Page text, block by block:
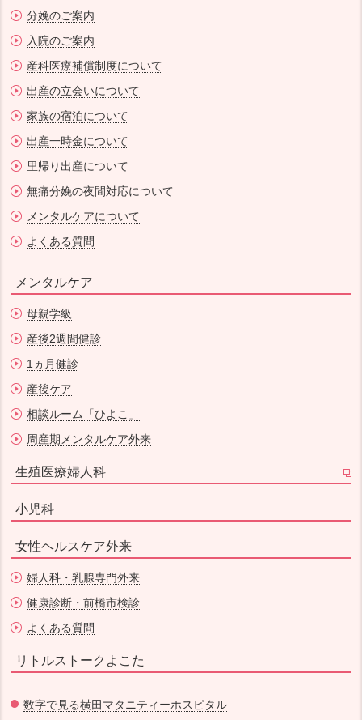
分娩のご案内
入院のご案内
産科医療補償制度について
出産の立会いについて
家族の宿泊について
出産一時金について
里帰り出産について
無痛分娩の夜間対応について
メンタルケアについて
よくある質問
メンタルケア
母親学級
産後2週間健診
1ヵ月健診
産後ケア
相談ルーム「ひよこ」
周産期メンタルケア外来
生殖医療婦人科
小児科
女性ヘルスケア外来
婦人科・乳腺専門外来
健康診断・前橋市検診
よくある質問
リトルストークよこた
数字で見る横田マタニティーホスピタル